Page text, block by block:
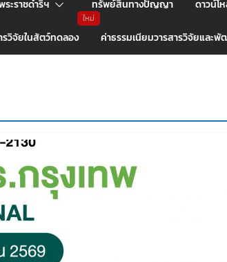
ระราชดำริฯ ทรัพย์สินทางปัญญา ดาวน์โ
วิจัยในสัตว์ทดลอง ค่าธรรมเนียมวารสารวิจัยและ